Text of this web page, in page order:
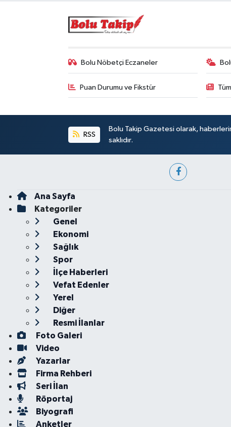
Bolu Nöbetçi Eczaneler
Puan Durumu ve Fikstür
RSS
Bolu Takip Gazetesi olarak,
saklıdır.
Ana Sayfa
Kategoriler
Genel
Ekonomi
Sağlık
Spor
İlçe Haberleri
Vefat Edenler
Yerel
Diğer
Resmi İlanlar
Foto Galeri
Video
Yazarlar
Firma Rehberi
Seri İlan
Röportaj
Biyografi
Anketler